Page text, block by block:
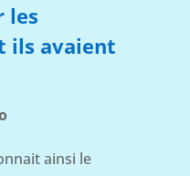
les
ils avaient
ainsi le